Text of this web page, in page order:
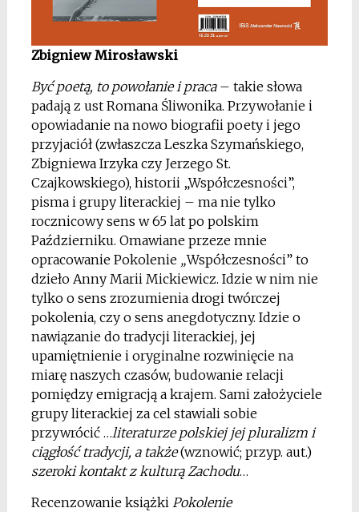
Zbigniew Mirosławski
Być poetą, to powołanie i praca– takie słowa
padają z ust Romana Śliwonika. Przywołanie i
opowiadanie na nowo biografii poety i jego
przyjaciół (zwłaszcza Leszka Szymańskiego,
Zbigniewa Irzyka czy Jerzego St.
Czajkowskiego), historii „Współczesności”,
pisma i grupy literackiej – ma nie tylko
rocznicowy sens w 65 lat po polskim
Październiku. Omawiane przeze mnie
opracowanie Pokolenie„Współczesności” to
dzieło Anny Marii Mickiewicz. Idzie w nim nie
tylko o sens zrozumienia drogi twórczej
pokolenia, czy o sens anegdotyczny. Idzie o
nawiązanie do tradycji literackiej, jej
upamiętnienie i oryginalne rozwinięcie na
miarę naszych czasów, budowanie relacji
pomiędzy emigracją a krajem. Sami założyciele
grupy literackiej za cel stawiali sobie
przywrócić …literaturze polskiej jej pluralizm i
ciągłość tradycji, a także(wznowić; przyp. aut.)
szeroki kontakt z kulturą Zachodu…
Recenzowanie książki Pokolenie